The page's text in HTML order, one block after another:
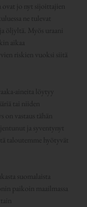
ovat jo nyt sijoittajien
ne tulevat
öljyltä. Myös uraani
aikaa
riskien vuoksi siitä
aineita löytyy
tai niiden
vastaus tähän
ja syventynyt
taloutemme hyötyvät
suomalaista
paikoin maailmassa